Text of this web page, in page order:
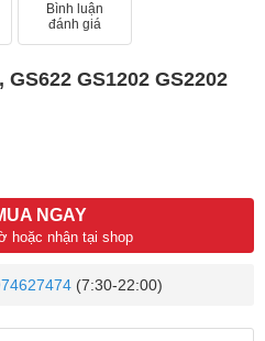
Bình luận
đánh giá
GS1202 GS2202
NGAY
hoặc nhận tại shop
(7:30-22:00)